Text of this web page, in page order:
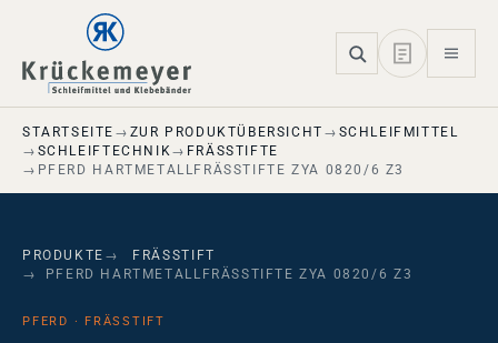
Skip to main navigation
Skip to main content
Skip to page footer
STARTSEITE ZUR PRODUKTÜBERSICHT
SCHLEIFMITTEL
SCHLEIFTECHNIK
FRÄSSTIFTE
PFERD HARTMETALLFRÄSSTIFTE ZYA 0820/6 Z3
PRODUKTE
FRÄSSTIFT
PFERD HARTMETALLFRÄSSTIFTE ZYA 0820/6 Z3
PFERD · FRÄSSTIFT